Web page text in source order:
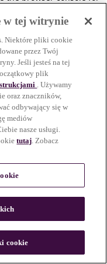
w tej witrynie
Niektóre pliki cookie
przez Twój
Jeśli jesteś na tej
plik
. Używamy
oraz znaczników,
odbywający się w
mediów
nasze usługi.
tutaj. Zobacz
cookie